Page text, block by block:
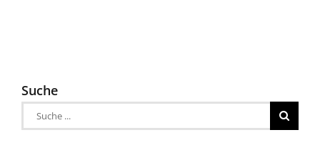
Suche
Suche
nach: